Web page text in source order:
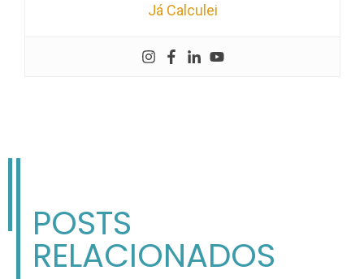
Já Calculei
POSTS
RELACIONADOS